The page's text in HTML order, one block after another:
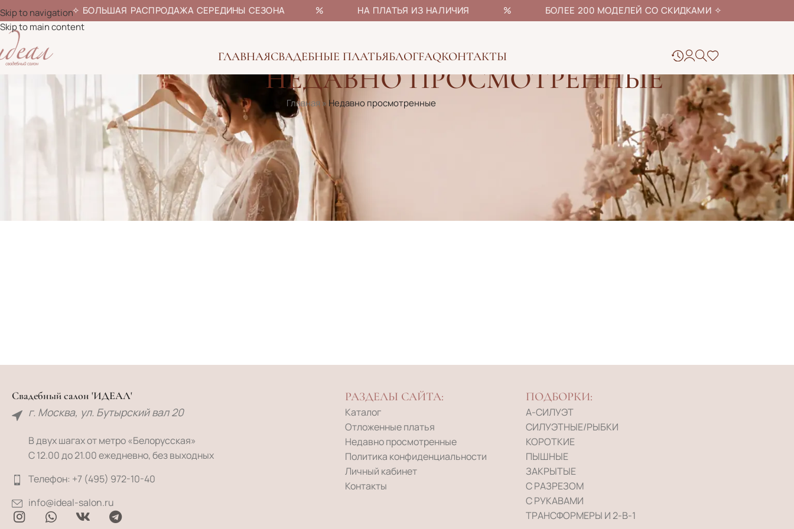
✧ БОЛЬШАЯ РАСПРОДАЖА СЕРЕДИНЫ СЕЗОНА % НА ПЛАТЬЯ ИЗ НАЛИЧИЯ % БОЛЕЕ 200 МОДЕЛЕЙ СО СКИДКАМИ✧
Skip to navigation
Skip to main content
ГЛАВНАЯСВАДЕБНЫЕ ПЛАТЬЯБЛОГFAQКОНТАКТЫ
НЕДАВНО ПРОСМОТРЕННЫЕ
Главная» Недавно просмотренные
Здесь автоматически отображаются 15 последних просмотренных платьев.
Чтобы сохранить платье в свой список выбранных моделей, добавь его в «отложенное» (нажав на сердечко).
Свадебный салон 'ИДЕАЛ'
г. Москва, ул. Бутырский вал 20
В двух шагах от метро «Белорусская»
С 12.00 до 21.00 ежедневно, без выходных
Телефон: +7 (495) 972-10-40
info@ideal-salon.ru
РАЗДЕЛЫ САЙТА:
Каталог
Отложенные платья
Недавно просмотренные
Политика конфиденциальности
Личный кабинет
Контакты
ПОДБОРКИ:
А-СИЛУЭТ
СИЛУЭТНЫЕ/РЫБКИ
КОРОТКИЕ
ПЫШНЫЕ
ЗАКРЫТЫЕ
С РАЗРЕЗОМ
С РУКАВАМИ
ТРАНСФОРМЕРЫ И 2-В-1